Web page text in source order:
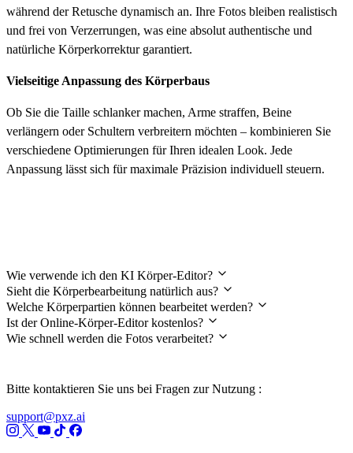
während der Retusche dynamisch an. Ihre Fotos bleiben realistisch
und frei von Verzerrungen, was eine absolut authentische und
natürliche Körperkorrektur garantiert.
Vielseitige Anpassung des Körperbaus
Ob Sie die Taille schlanker machen, Arme straffen, Beine
verlängern oder Schultern verbreitern möchten – kombinieren Sie
verschiedene Optimierungen für Ihren idealen Look. Jede
Anpassung lässt sich für maximale Präzision individuell steuern.
Wie verwende ich den KI Körper-Editor?
Sieht die Körperbearbeitung natürlich aus?
Welche Körperpartien können bearbeitet werden?
Ist der Online-Körper-Editor kostenlos?
Wie schnell werden die Fotos verarbeitet?
Bitte kontaktieren Sie uns bei Fragen zur Nutzung :
support@pxz.ai